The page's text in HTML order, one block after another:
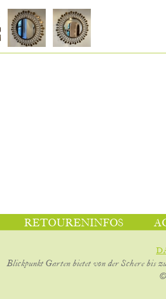
RETOURENINFOS
Blickpunkt Garten bietet von der Schere bis